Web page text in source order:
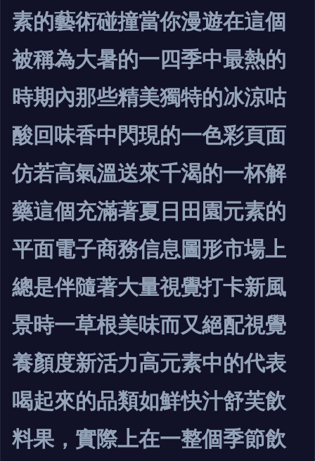
素的藝術碰撞當你漫遊在這個
被稱為大暑的一四季中最熱的
時期內那些精美獨特的冰涼咕
酸回味香中閃現的一色彩頁面
仿若高氣溫送來千渴的一杯解
藥這個充滿著夏日田園元素的
平面電子商務信息圖形市場上
總是伴隨著大量視覺打卡新風
景時一草根美味而又絕配視覺
養顏度新活力高元素中的代表
喝起來的品類如鮮快汁舒芙飲
料果，實際上在一整個季節飲